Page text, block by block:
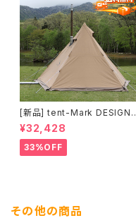
[新品] tent-Mark DESIGNS
サーカスTC＋ チムニーウォー
ル｜薪ストーブキャンプ対応モ
デル
¥32,428
33%OFF
その他の商品